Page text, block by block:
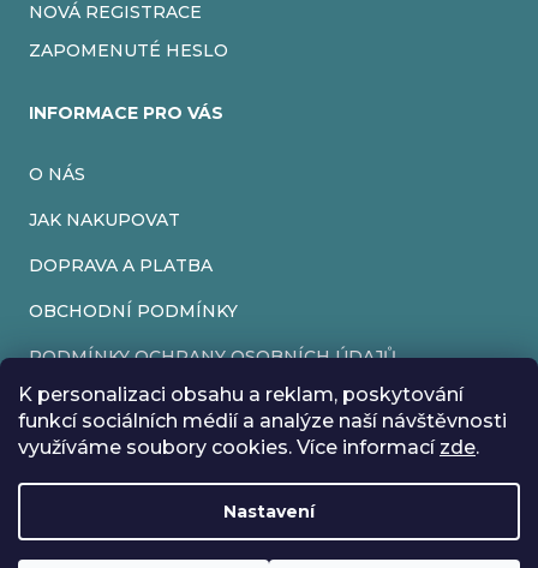
K personalizaci obsahu a reklam, poskytování
funkcí sociálních médií a analýze naší návštěvnosti
využíváme soubory cookies. Více informací zde.
Nastavení
Rádi bychom vás informovali, že od 17. 7. do 24. 7. včetně
máme z důvodu dovolené zavřeno. Všechny objednávky
NOVÁ REGISTRACE
ZAPOMENUTÉ HESLO
INFORMACE PRO VÁS
O NÁS
JAK NAKUPOVAT
DOPRAVA A PLATBA
OBCHODNÍ PODMÍNKY
PODMÍNKY OCHRANY OSOBNÍCH ÚDAJŮ
VRÁCENÍ ZBOŽÍ
REKLAMACE
Vytvořil Shoptet
Copyright 2026EveryRetroGame. Všechna práva vyhrazena.
Upravit nastavení cookies